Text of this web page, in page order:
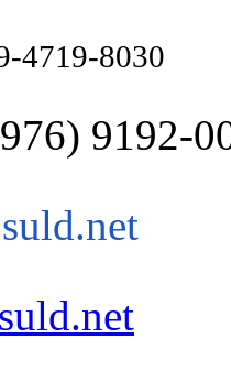
4719-8030
9192-